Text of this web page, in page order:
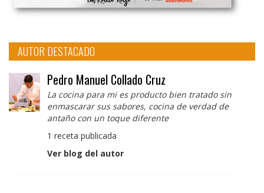
AUTOR DESTACADO
Pedro Manuel Collado Cruz
La cocina para mi es producto bien tratado sin
enmascarar sus sabores, cocina de verdad de
antaño con un toque diferente
1 receta publicada
Ver blog del autor